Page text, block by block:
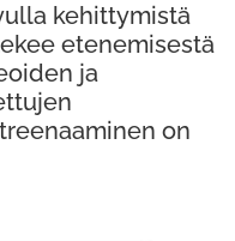
kehittymistä
etenemisestä
ja
on